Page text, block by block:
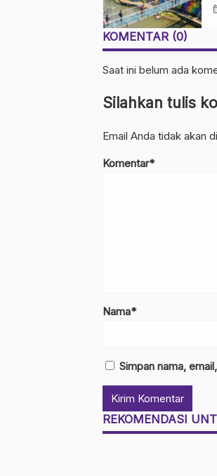
KOMENTAR (0)
Saat ini belum ada
Silahkan tulis
Email Anda tidak akan
Komentar*
Nama*
Simpan nama,
REKOMENDASI